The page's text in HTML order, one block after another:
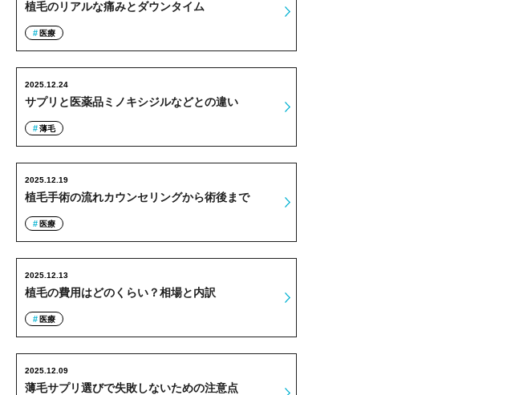
植毛のリアルな痛みとダウンタイム
医療
サプリと医薬品ミノキシジルなどとの違い
2025.12.24
薄毛
植毛手術の流れカウンセリングから術後まで
2025.12.19
医療
植毛の費用はどのくらい？相場と内訳
2025.12.13
医療
薄毛サプリ選びで失敗しないための注意点
2025.12.09